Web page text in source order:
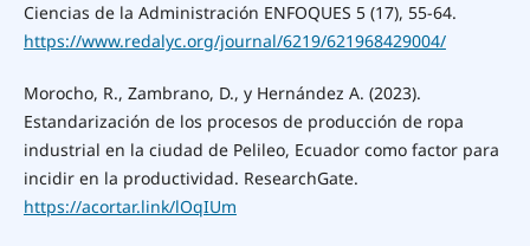
Ciencias de la Administración ENFOQUES 5 (17), 55-64.
https://www.redalyc.org/journal/6219/621968429004/
Morocho, R., Zambrano, D., y Hernández A. (2023).
Estandarización de los procesos de producción de ropa
industrial en la ciudad de Pelileo, Ecuador como factor para
incidir en la productividad. ResearchGate.
https://acortar.link/lOqIUm